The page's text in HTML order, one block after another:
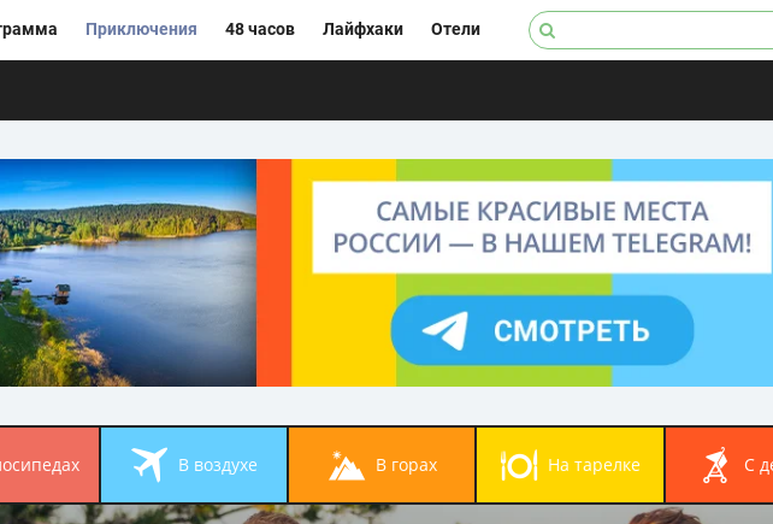
Приключения 48 часов Лайфхаки Отели
в воздухе в горах на тарелке с